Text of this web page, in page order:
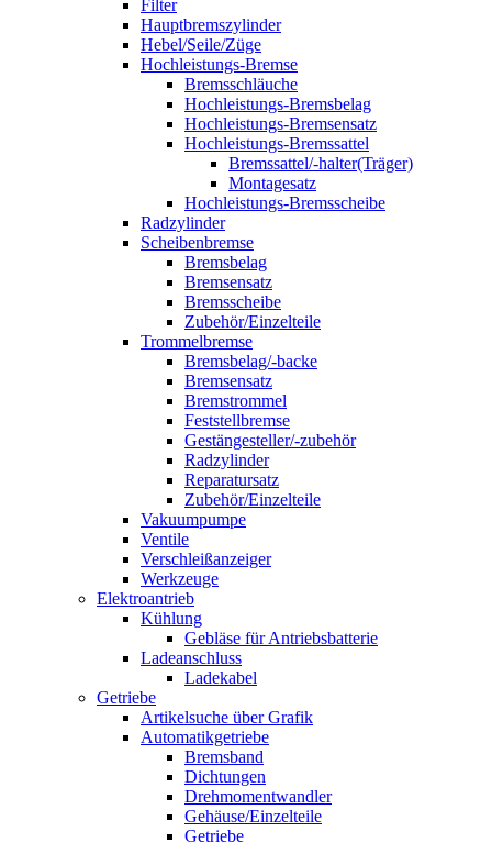
Filter
Hauptbremszylinder
Hebel/Seile/Züge
Hochleistungs-Bremse
Bremsschläuche
Hochleistungs-Bremsbelag
Hochleistungs-Bremsensatz
Hochleistungs-Bremssattel
Bremssattel/-halter(Träger)
Montagesatz
Hochleistungs-Bremsscheibe
Radzylinder
Scheibenbremse
Bremsbelag
Bremsensatz
Bremsscheibe
Zubehör/Einzelteile
Trommelbremse
Bremsbelag/-backe
Bremsensatz
Bremstrommel
Feststellbremse
Gestängesteller/-zubehör
Radzylinder
Reparatursatz
Zubehör/Einzelteile
Vakuumpumpe
Ventile
Verschleißanzeiger
Werkzeuge
Elektroantrieb
Kühlung
Gebläse für Antriebsbatterie
Ladeanschluss
Ladekabel
Getriebe
Artikelsuche über Grafik
Automatikgetriebe
Bremsband
Dichtungen
Drehmomentwandler
Gehäuse/Einzelteile
Getriebe